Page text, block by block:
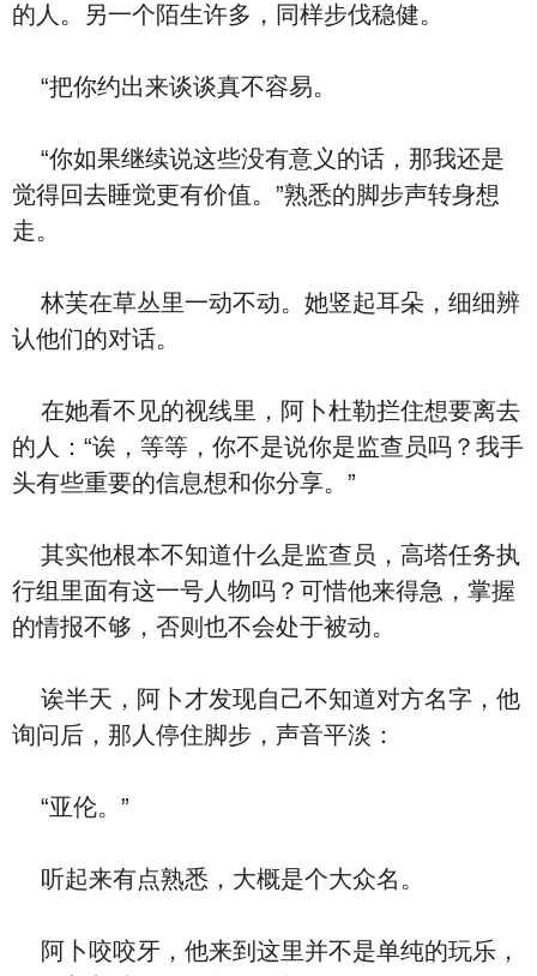
的人。另一个陌生许多，同样步伐稳健。
“把你约出来谈谈真不容易。
“你如果继续说这些没有意义的话，那我还是
觉得回去睡觉更有价值。”熟悉的脚步声转身想
走。
林芙在草丛里一动不动。她竖起耳朵，细细辨
认他们的对话。
在她看不见的视线里，阿卜杜勒拦住想要离去
的人：“诶，等等，你不是说你是监查员吗？我手
头有些重要的信息想和你分享。”
其实他根本不知道什么是监查员，高塔任务执
行组里面有这一号人物吗？可惜他来得急，掌握
的情报不够，否则也不会处于被动。
诶半天，阿卜才发现自己不知道对方名字，他
询问后，那人停住脚步，声音平淡：
“亚伦。”
听起来有点熟悉，大概是个大众名。
阿卜咬咬牙，他来到这里并不是单纯的玩乐，